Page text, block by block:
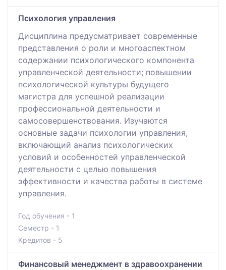
Психология управления
Дисциплина предусматривает современные
представления о роли и многоаспектном
содержании психологического компонента
управленческой деятельности; повышении
психологической культуры будущего
магистра для успешной реализации
профессиональной деятельности и
самосовершенствования. Изучаются
основные задачи психологии управления,
включающий анализ психологических
условий и особенностей управленческой
деятельности с целью повышения
эффективности и качества работы в системе
управления.
Год обучения - 1
Семестр - 1
Кредитов - 5
Финансовый менеджмент в здравоохранении